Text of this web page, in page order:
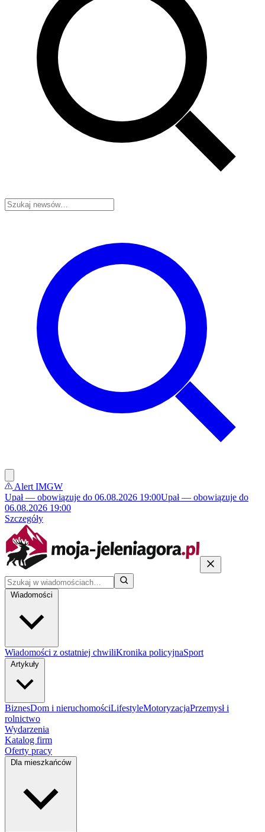
Alert IMGW
Upał — obowiązuje do 06.08.2026 19:00Upał — obowiązuje do
06.08.2026 19:00
Szczegóły
Wiadomości
Wiadomości z ostatniej chwiliKronika policyjnaSport
Artykuły
BiznesDom i nieruchomościLifestyleMotoryzacjaPrzemysł i
rolnictwo
Wydarzenia
Katalog firm
Oferty pracy
Dla mieszkańców